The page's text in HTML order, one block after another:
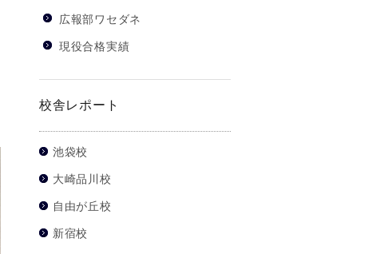
広報部ワセダネ
現役合格実績
校舎レポート
池袋校
大崎品川校
自由が丘校
新宿校